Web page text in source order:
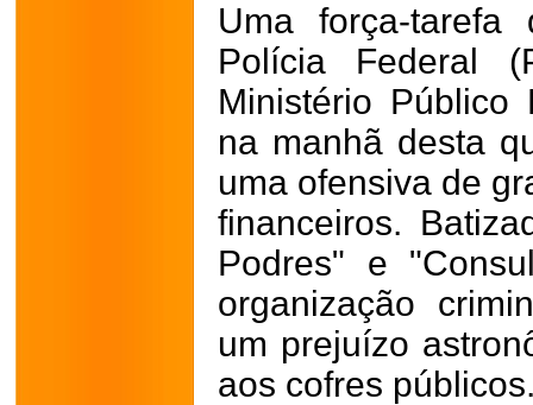
Uma força-
Polícia Federal
Ministério Público
na manhã desta
uma ofensiva de
financeiros.
Podres" e
organização
um prejuízo
aos cofres